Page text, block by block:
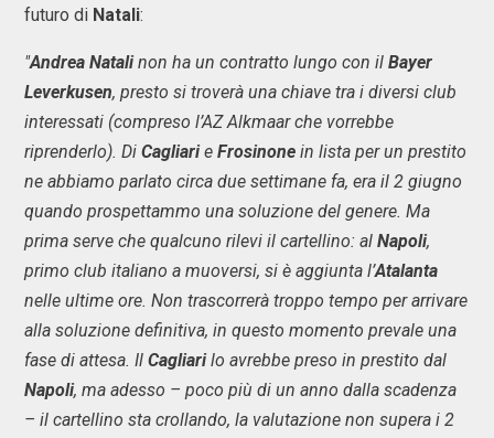
futuro di Natali:
"Andrea Natalinon ha un contratto lungo con il Bayer
Leverkusen, presto si troverà una chiave tra i diversi club
interessati (compreso l’AZ Alkmaar che vorrebbe
riprenderlo). Di Cagliarie Frosinone in lista per un prestito
ne abbiamo parlato circa due settimane fa, era il 2 giugno
quando prospettammo una soluzione del genere. Ma
prima serve che qualcuno rilevi il cartellino: al Napoli,
primo club italiano a muoversi, si è aggiunta l’Atalanta
nelle ultime ore. Non trascorrerà troppo tempo per arrivare
alla soluzione definitiva, in questo momento prevale una
fase di attesa. Il Cagliarilo avrebbe preso in prestito dal
Napoli, ma adesso – poco più di un anno dalla scadenza
– il cartellino sta crollando, la valutazione non supera i 2